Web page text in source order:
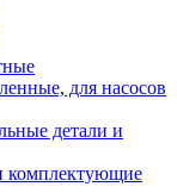
для насосов
детали и
комплектующие